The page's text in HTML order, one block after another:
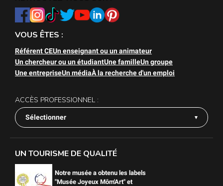
VOUS ÊTES :
Référent CEUn enseignant ou un animateur
Un chercheur ou un étudiantUne familleUn groupe
Une entrepriseUn médiaÀ la recherche d'un emploi
ACCÈS PROFESSIONNEL :
Sélectionner
UN TOURISME DE QUALITÉ
Notre musée a obtenu les labels
"Musée Joyeux Môm'Art" et